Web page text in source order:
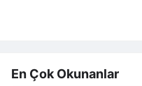
En Çok Okunanlar